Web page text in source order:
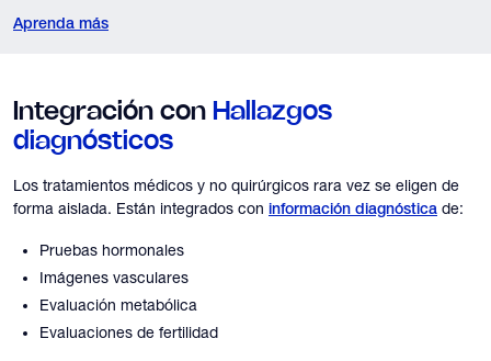
Aprenda más
Integración con Hallazgos
diagnósticos
Los tratamientos médicos y no quirúrgicos rara vez se eligen de
forma aislada. Están integrados con
información diagnóstica de:
Pruebas hormonales
Imágenes vasculares
Evaluación metabólica
Evaluaciones de fertilidad